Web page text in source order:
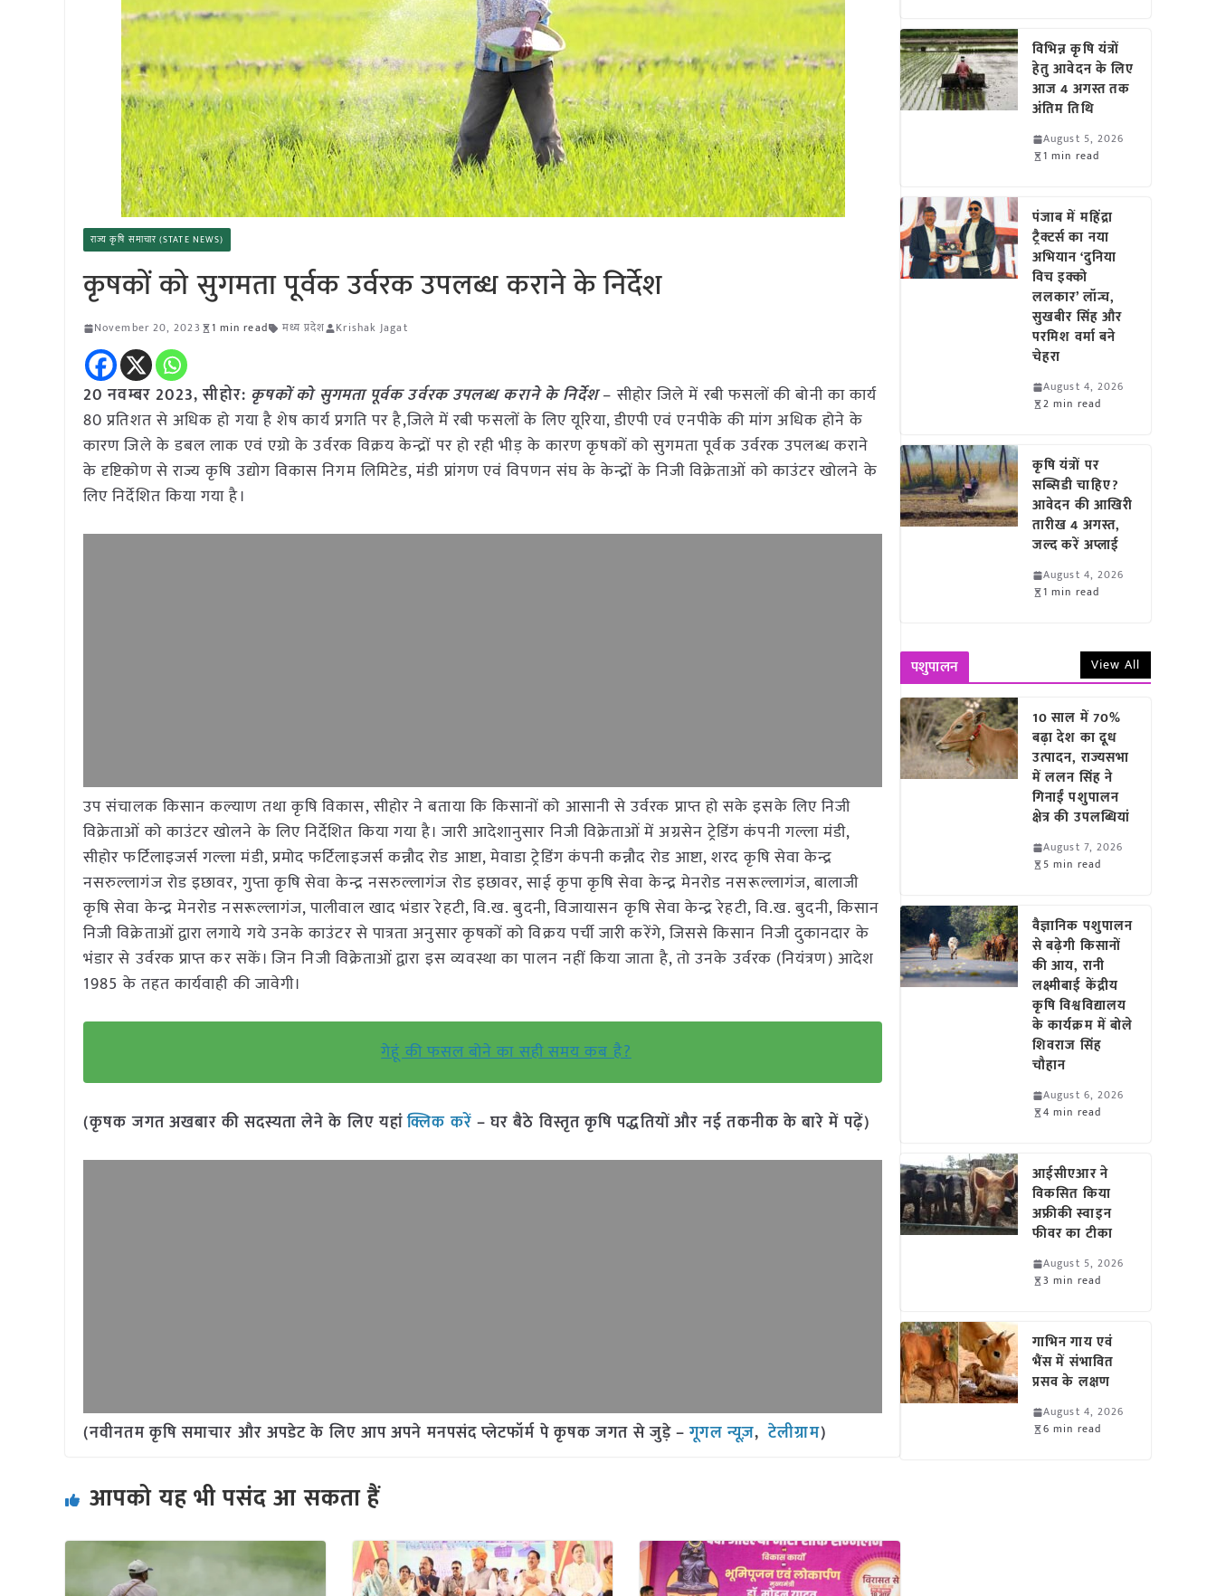
राज्य कृषि समाचार (STATE NEWS)
कृषकों को सुगमता पूर्वक उर्वरक उपलब्ध कराने के निर्देश
November 20, 2023 1 min read मध्य प्रदेश Krishak Jagat
20 नवम्बर 2023, सीहोर: कृषकों को सुगमता पूर्वक उर्वरक उपलब्ध कराने के निर्देश– सीहोर जिले में रबी फसलों की बोनी का कार्य
80 प्रतिशत से अधिक हो गया है शेष कार्य प्रगति पर है,जिले में रबी फसलों के लिए यूरिया, डीएपी एवं एनपीके की मांग अधिक होने के
कारण जिले के डबल लाक एवं एग्रो के उर्वरक विक्रय केन्द्रों पर हो रही भीड़ के कारण कृषकों को सुगमता पूर्वक उर्वरक उपलब्ध कराने
के दृष्टिकोण से राज्य कृषि उद्योग विकास निगम लिमिटेड, मंडी प्रांगण एवं विपणन संघ के केन्द्रों के निजी विक्रेताओं को काउंटर खोलने के
लिए निर्देशित किया गया है।
उप संचालक किसान कल्याण तथा कृषि विकास, सीहोर ने बताया कि किसानों को आसानी से उर्वरक प्राप्त हो सके इसके लिए निजी
विक्रेताओं को काउंटर खोलने के लिए निर्देशित किया गया है। जारी आदेशानुसार निजी विक्रेताओं में अग्रसेन ट्रेडिंग कंपनी गल्ला मंडी,
सीहोर फर्टिलाइजर्स गल्ला मंडी, प्रमोद फर्टिलाइजर्स कन्नौद रोड आष्टा, मेवाडा ट्रेडिंग कंपनी कन्नौद रोड आष्टा, शरद कृषि सेवा केन्द्र
नसरुल्लागंज रोड इछावर, गुप्ता कृषि सेवा केन्द्र नसरुल्लागंज रोड इछावर, साई कृपा कृषि सेवा केन्द्र मेनरोड नसरूल्लागंज, बालाजी
कृषि सेवा केन्द्र मेनरोड नसरूल्लागंज, पालीवाल खाद भंडार रेहटी, वि.ख. बुदनी, विजायासन कृषि सेवा केन्द्र रेहटी, वि.ख. बुदनी, किसान
निजी विक्रेताओं द्वारा लगाये गये उनके काउंटर से पात्रता अनुसार कृषकों को विक्रय पर्ची जारी करेंगे, जिससे किसान निजी दुकानदार के
भंडार से उर्वरक प्राप्त कर सकें। जिन निजी विक्रेताओं द्वारा इस व्यवस्था का पालन नहीं किया जाता है, तो उनके उर्वरक (नियंत्रण) आदेश
1985 के तहत कार्यवाही की जावेगी।
गेहूं की फसल बोने का सही समय कब है?
(कृषक जगत अखबार की सदस्यता लेने के लिए यहांक्लिक करें – घर बैठे विस्तृत कृषि पद्धतियों और नई तकनीक के बारे में पढ़ें)
(नवीनतम कृषि समाचार और अपडेट के लिए आप अपने मनपसंद प्लेटफॉर्म पे कृषक जगत से जुड़े –गूगल न्यूज़,टेलीग्राम)
आपको यह भी पसंद आ सकता हैं
विभिन्न कृषि यंत्रों
हेतु आवेदन के लिए
आज 4 अगस्त तक
अंतिम तिथि
August 5, 2026
1 min read
पंजाब में महिंद्रा
ट्रैक्टर्स का नया
अभियान ‘दुनिया
विच इक्को
ललकार’ लॉन्च,
सुखबीर सिंह और
परमिश वर्मा बने
चेहरा
August 4, 2026
2 min read
कृषि यंत्रों पर
सब्सिडी चाहिए?
आवेदन की आखिरी
तारीख 4 अगस्त,
जल्द करें अप्लाई
August 4, 2026
1 min read
पशुपालन View All
10 साल में 70%
बढ़ा देश का दूध
उत्पादन, राज्यसभा
में ललन सिंह ने
गिनाईं पशुपालन
क्षेत्र की उपलब्धियां
August 7, 2026
5 min read
वैज्ञानिक पशुपालन
से बढ़ेगी किसानों
की आय, रानी
लक्ष्मीबाई केंद्रीय
कृषि विश्वविद्यालय
के कार्यक्रम में बोले
शिवराज सिंह
चौहान
August 6, 2026
4 min read
आईसीएआर ने
विकसित किया
अफ्रीकी स्वाइन
फीवर का टीका
August 5, 2026
3 min read
गाभिन गाय एवं
भैंस में संभावित
प्रसव के लक्षण
August 4, 2026
6 min read